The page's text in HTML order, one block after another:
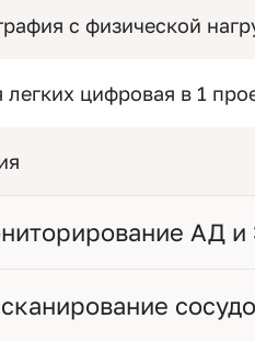
с физической
легких цифровая в 1
АД и